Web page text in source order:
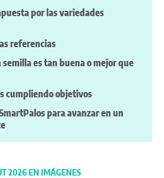
por las variedades
referencias
semilla es tan buena o mejor que
cumpliendo objetivos
para avanzar en un
2026 EN IMÁGENES